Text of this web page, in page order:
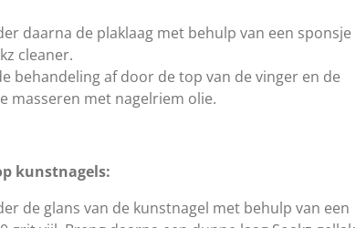
daarna de plaklaag met behulp van een sponsje
cleaner.
behandeling af door de top van de vinger en de
masseren met nagelriem olie.
kunstnagels:
de glans van de kunstnagel met behulp van een